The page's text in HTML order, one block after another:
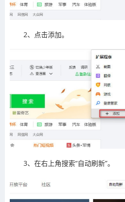
2、点击添加。
3、在右上角搜索“自动刷新”。